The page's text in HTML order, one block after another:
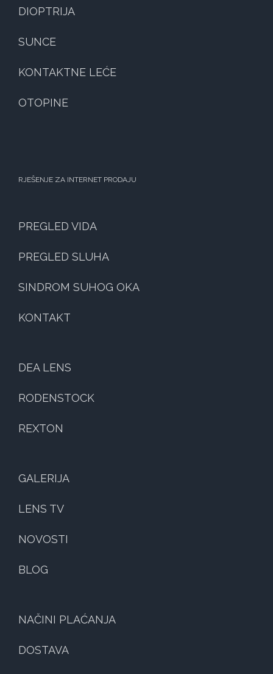
DIOPTRIJA
SUNCE
KONTAKTNE LEĆE
OTOPINE
RJEŠENJE ZA INTERNET PRODAJU
PREGLED VIDA
PREGLED SLUHA
SINDROM SUHOG OKA
KONTAKT
DEA LENS
RODENSTOCK
REXTON
GALERIJA
LENS TV
NOVOSTI
BLOG
NAČINI PLAĆANJA
DOSTAVA